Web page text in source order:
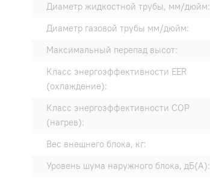
Диаметр жидкостной трубы, мм/дюйм:
Диаметр газовой трубы мм/дюйм:
Максимальный перепад высот:
Класс энергоэффективности EER
(охлаждение):
Класс энергоэффективности COP
(нагрев):
Вес внешнего блока, кг:
Уровень шума наружного блока, дБ(А):